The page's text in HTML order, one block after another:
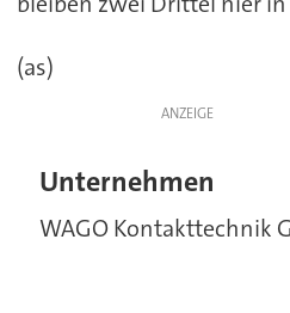
(as)
ANZEIGE
Unternehmen
WAGO Kontakttechnik